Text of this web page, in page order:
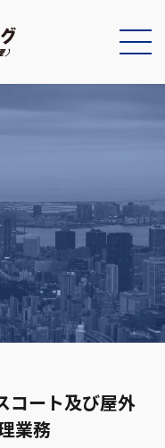
コート及び屋外
業務